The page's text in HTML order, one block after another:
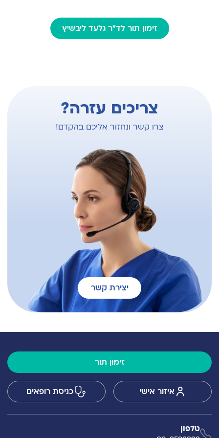
זימון תור לד"ר גלעד ליבשיץ
צריכים עזרה?
צרו קשר ונחזור אליכם בהקדם!
יצירת קשר
זימון תור
איזור אישי כניסת רופאים
טלפון